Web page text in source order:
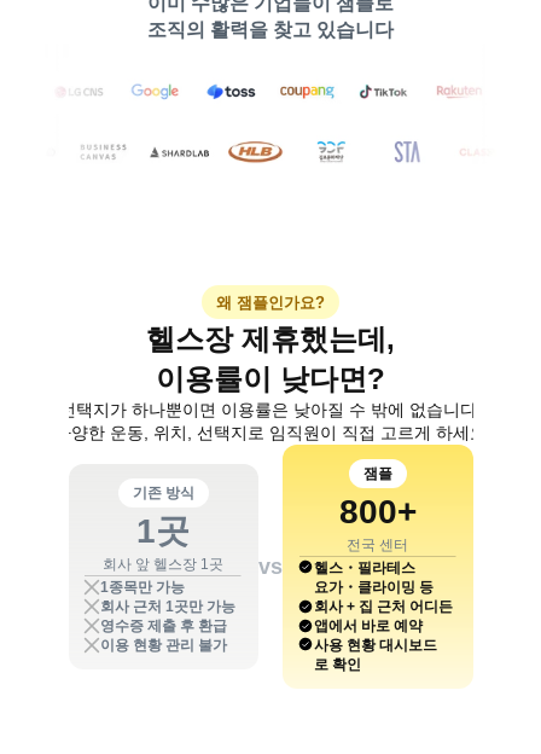
조직의 활력을 찾고 있습니다
왜 잼플인가요?
헬스장 제휴했는데,
이용률이 낮다면?
선택지가 하나뿐이면 이용률은 낮아질 수 밖에 없습니다.
다양한 운동, 위치, 선택지로 임직원이 직접 고르게 하세요
기존 방식
1곳
회사 앞 헬스장 1곳
1종목만 가능
회사 근처 1곳만 가능
영수증 제출 후 환급
이용 현황 관리 불가
vs
잼플
800+
전국 센터
헬스・필라테스
요가・클라이밍 등
회사 + 집 근처 어디든
앱에서 바로 예약
사용 현황 대시보드
로 확인